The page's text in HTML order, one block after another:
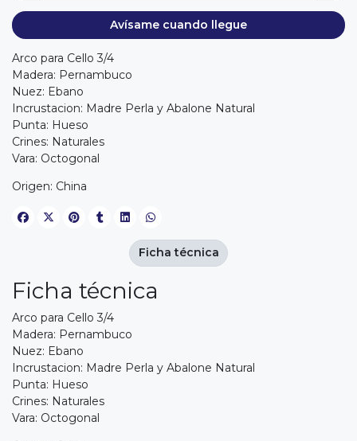
Avísame cuando llegue
Arco para Cello 3/4
Madera: Pernambuco
Nuez: Ebano
Incrustacion: Madre Perla y Abalone Natural
Punta: Hueso
Crines: Naturales
Vara: Octogonal
Origen: China
Ficha técnica
Arco para Cello 3/4
Madera: Pernambuco
Nuez: Ebano
Incrustacion: Madre Perla y Abalone Natural
Punta: Hueso
Crines: Naturales
Vara: Octogonal
Ficha técnica